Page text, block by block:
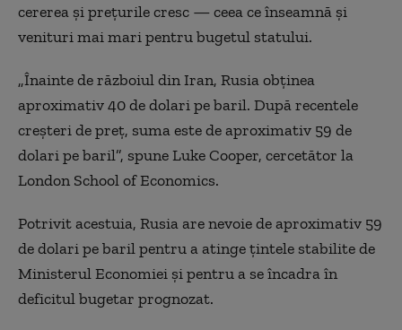
cererea și prețurile cresc — ceea ce înseamnă și
venituri mai mari pentru bugetul statului.
„Înainte de războiul din Iran, Rusia obținea
aproximativ 40 de dolari pe baril. După recentele
creșteri de preț, suma este de aproximativ 59 de
dolari pe baril”, spune Luke Cooper, cercetător la
London School of Economics.
Potrivit acestuia, Rusia are nevoie de aproximativ 59
de dolari pe baril pentru a atinge țintele stabilite de
Ministerul Economiei și pentru a se încadra în
deficitul bugetar prognozat.